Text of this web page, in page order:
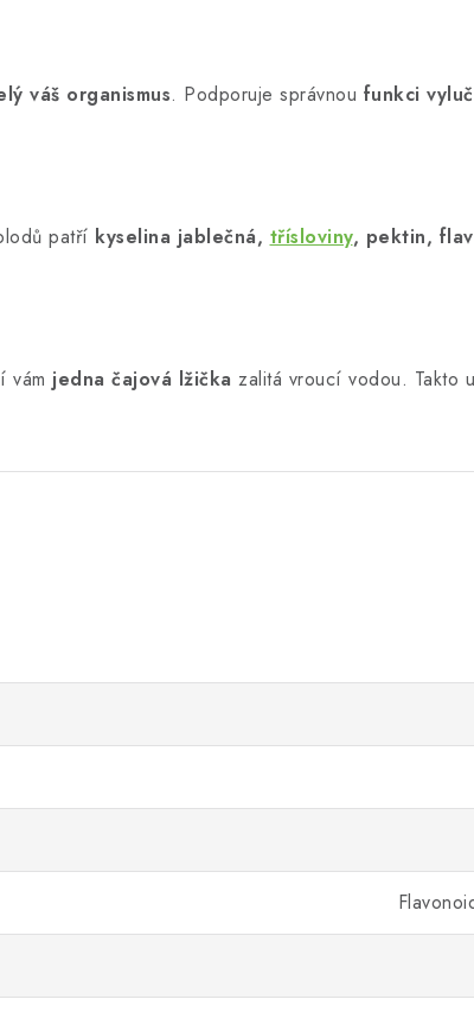
váš organismus. Podporuje správnou funkci
patří kyselina jablečná, třísloviny, pektin,
vám jedna čajová lžička zalitá vroucí vodou. Takto